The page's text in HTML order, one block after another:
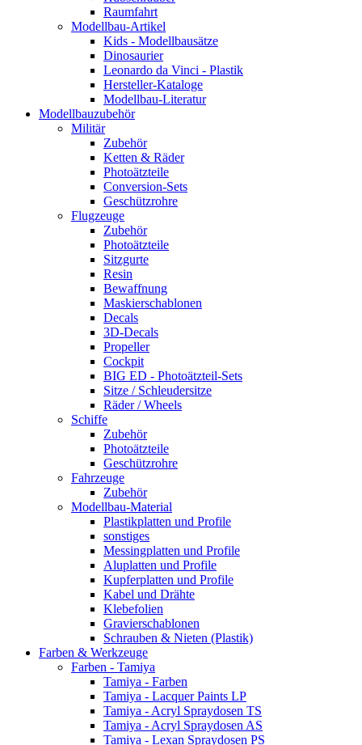
Raumfahrt
Modellbau-Artikel
Kids - Modellbausätze
Dinosaurier
Leonardo da Vinci - Plastik
Hersteller-Kataloge
Modellbau-Literatur
Modellbauzubehör
Militär
Zubehör
Ketten & Räder
Photoätzteile
Conversion-Sets
Geschützrohre
Flugzeuge
Zubehör
Photoätzteile
Sitzgurte
Resin
Bewaffnung
Maskierschablonen
Decals
3D-Decals
Propeller
Cockpit
BIG ED - Photoätzteil-Sets
Sitze / Schleudersitze
Räder / Wheels
Schiffe
Zubehör
Photoätzteile
Geschützrohre
Fahrzeuge
Zubehör
Modellbau-Material
Plastikplatten und Profile
sonstiges
Messingplatten und Profile
Aluplatten und Profile
Kupferplatten und Profile
Kabel und Drähte
Klebefolien
Gravierschablonen
Schrauben & Nieten (Plastik)
Farben & Werkzeuge
Farben - Tamiya
Tamiya - Farben
Tamiya - Lacquer Paints LP
Tamiya - Acryl Spraydosen TS
Tamiya - Acryl Spraydosen AS
Tamiya - Lexan Spraydosen PS